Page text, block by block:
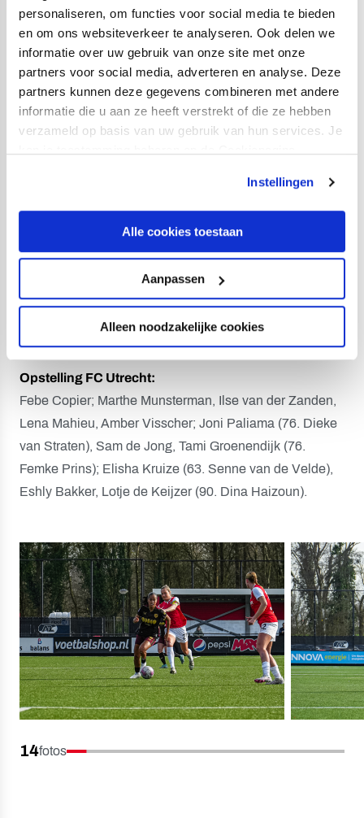
personaliseren, om functies voor social media te bieden
en om ons websiteverkeer te analyseren. Ook delen we
informatie over uw gebruik van onze site met onze
partners voor social media, adverteren en analyse. Deze
partners kunnen deze gegevens combineren met andere
informatie die u aan ze heeft verstrekt of die ze hebben
verzameld op basis van uw gebruik van hun services. Je
Instellingen
Alle cookies toestaan
Aanpassen
Alleen noodzakelijke cookies
nummer twee uit de competitie. Kom FC Utrecht
Vrouwen aanmoedigen en scoor kaarten via de
AZ Vrouwen - FC Utrecht Vrouwen (0-0)
Scheidsrechter: Sterre Bijlsma
Desiree van Lunteren (AZ), Lena Mahieu (FC Utrecht).
Femke Liefting; Maudy Stoop, Robin Blom, Woons, Mol;
Desiree van Lunteren, Annemiek Kruijthof (70. Bo op de
Weegh), Isa Colin, Romaissa Boukakar (85. Sanne
Peereboom); Floor Spaan (85. Yaël Mollink), Manique
de Vette (70. Mirte van Bentum).
Opstelling FC Utrecht:
Febe Copier; Marthe Munsterman, Ilse van der Zanden,
Lena Mahieu, Amber Visscher; Joni Paliama (76. Dieke
van Straten), Sam de Jong, Tami Groenendijk (76.
Femke Prins); Elisha Kruize (63. Senne van de Velde),
Eshly Bakker, Lotje de Keijzer (90. Dina Haizoun).
14fotos